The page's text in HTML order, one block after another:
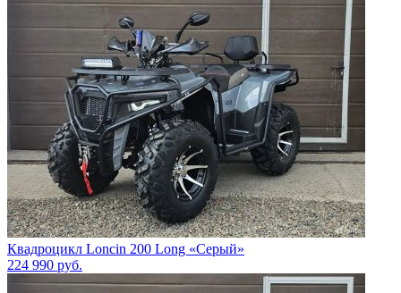
Квадроцикл Loncin 200 Long «Серый»
224 990 руб.